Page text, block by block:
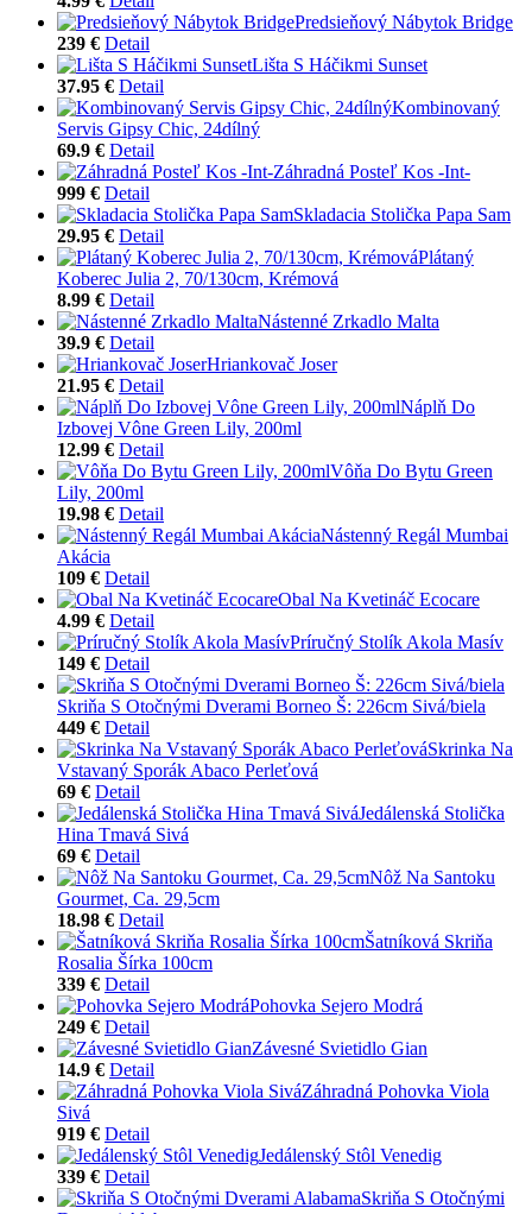
Predsieňový Nábytok Bridge
239 € Detail
Lišta S Háčikmi Sunset
37.95 € Detail
Kombinovaný
Servis Gipsy Chic, 24dílný
69.9 € Detail
Záhradná Posteľ Kos -Int-
999 € Detail
Skladacia Stolička Papa Sam
29.95 € Detail
Plátaný
Koberec Julia 2, 70/130cm, Krémová
8.99 € Detail
Nástenné Zrkadlo Malta
39.9 € Detail
Hriankovač Joser
21.95 € Detail
Náplň Do
Izbovej Vône Green Lily, 200ml
12.99 € Detail
Vôňa Do Bytu Green
Lily, 200ml
19.98 € Detail
Nástenný Regál Mumbai
Akácia
109 € Detail
Obal Na Kvetináč Ecocare
4.99 € Detail
Príručný Stolík Akola Masív
149 € Detail
Skriňa S Otočnými Dverami Borneo Š: 226cm Sivá/biela
449 € Detail
Skrinka Na
Vstavaný Sporák Abaco Perleťová
69 € Detail
Jedálenská Stolička
Hina Tmavá Sivá
69 € Detail
Nôž Na Santoku
Gourmet, Ca. 29,5cm
18.98 € Detail
Šatníková Skriňa
Rosalia Šírka 100cm
339 € Detail
Pohovka Sejero Modrá
249 € Detail
Závesné Svietidlo Gian
14.9 € Detail
Záhradná Pohovka Viola
Sivá
919 € Detail
Jedálenský Stôl Venedig
339 € Detail
Skriňa S Otočnými